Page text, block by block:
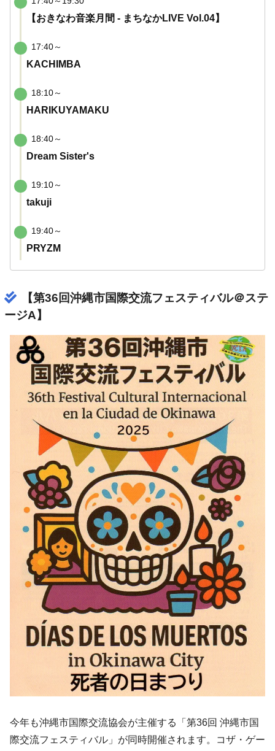
【おきなわ音楽月間 - まちなかLIVE Vol.04】
17:40～
KACHIMBA
18:10～
HARIKUYAMAKU
18:40～
Dream Sister's
19:10～
takuji
19:40～
PRYZM
【第36回沖縄市国際交流フェスティバル＠ステ
ージA】
今年も沖縄市国際交流協会が主催する「第36回 沖縄市国
際交流フェスティバル」が同時開催されます。コザ・ゲー